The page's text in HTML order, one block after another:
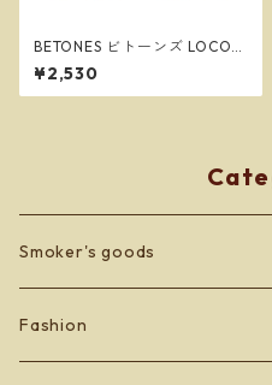
BETONES ビトーンズ LOCOM
OTIVE BLUE メンズ フリーサ
イズ ボクサーパンツ ※ネコポ
スで送料無料※
¥2,530
Smoker's goods
zippo
Fashion